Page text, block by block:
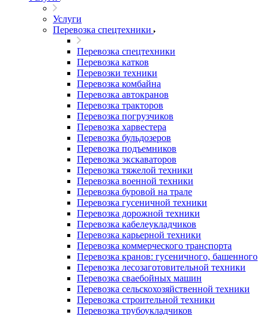
Услуги
Перевозка спецтехники
Перевозка спецтехники
Перевозка катков
Перевозки техники
Перевозка комбайна
Перевозка автокранов
Перевозка тракторов
Перевозка погрузчиков
Перевозка харвестера
Перевозка бульдозеров
Перевозка подъемников
Перевозка экскаваторов
Перевозка тяжелой техники
Перевозка военной техники
Перевозка буровой на трале
Перевозка гусеничной техники
Перевозка дорожной техники
Перевозка кабелеукладчиков
Перевозка карьерной техники
Перевозка коммерческого транспорта
Перевозка кранов: гусеничного, башенного
Перевозка лесозаготовительной техники
Перевозка сваебойных машин
Перевозка сельскохозяйственной техники
Перевозка строительной техники
Перевозка трубоукладчиков